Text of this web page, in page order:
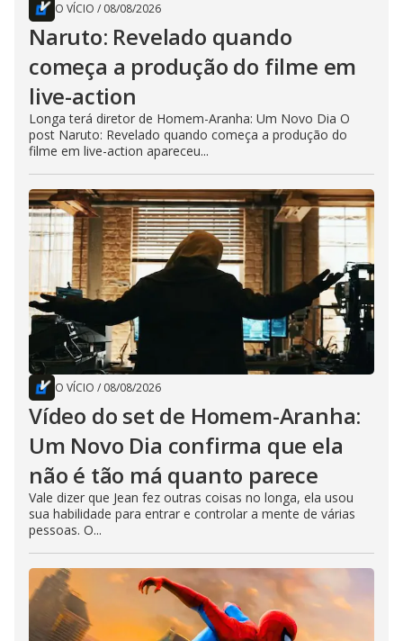
O VÍCIO / 08/08/2026
Naruto: Revelado quando
começa a produção do filme em
live-action
Longa terá diretor de Homem-Aranha: Um Novo Dia O
post Naruto: Revelado quando começa a produção do
filme em live-action apareceu...
O VÍCIO / 08/08/2026
Vídeo do set de Homem-Aranha:
Um Novo Dia confirma que ela
não é tão má quanto parece
Vale dizer que Jean fez outras coisas no longa, ela usou
sua habilidade para entrar e controlar a mente de várias
pessoas. O...